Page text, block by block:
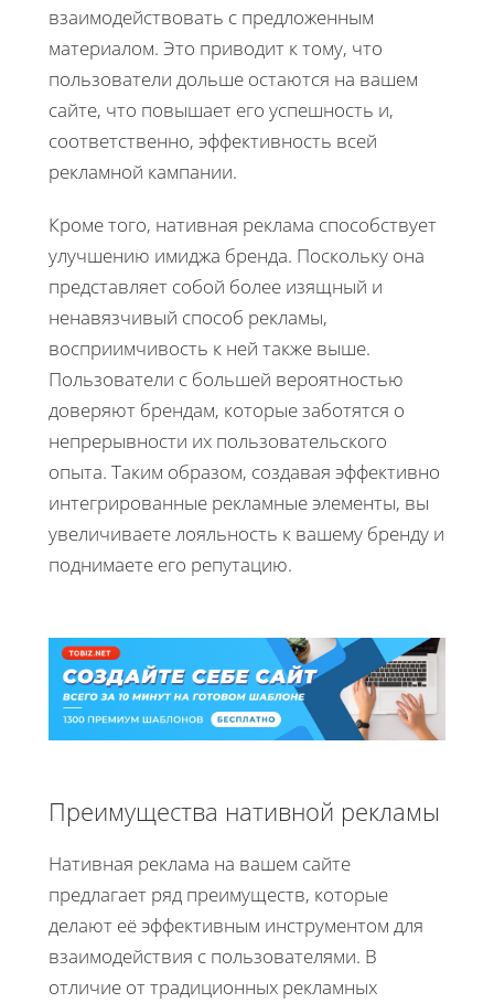
взаимодействовать с предложенным
материалом. Это приводит к тому, что
пользователи дольше остаются на вашем
сайте, что повышает его успешность и,
соответственно, эффективность всей
рекламной кампании.
Кроме того, нативная реклама способствует
улучшению имиджа бренда. Поскольку она
представляет собой более изящный и
ненавязчивый способ рекламы,
восприимчивость к ней также выше.
Пользователи с большей вероятностью
доверяют брендам, которые заботятся о
непрерывности их пользовательского
опыта. Таким образом, создавая эффективно
интегрированные рекламные элементы, вы
увеличиваете лояльность к вашему бренду и
поднимаете его репутацию.
Преимущества нативной рекламы
Нативная реклама на вашем сайте
предлагает ряд преимуществ, которые
делают её эффективным инструментом для
взаимодействия с пользователями. В
отличие от традиционных рекламных